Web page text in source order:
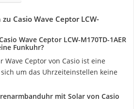
Casio Wave Ceptor LCW-
Wave Ceptor LCW-M170TD-1AER
Funkuhr?
Wave Ceptor von Casio ist eine
um das Uhrzeiteinstellen keine
mit Solar von Casio